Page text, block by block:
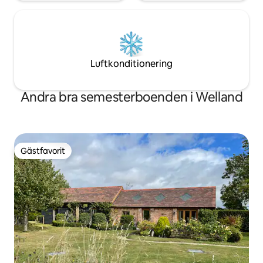
Luftkonditionering
Andra bra semesterboenden i Welland
Gästfavorit
Gästfavorit